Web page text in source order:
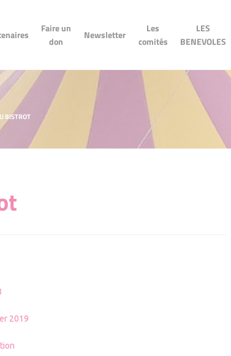
Faire un
don
Newsletter
Les
comités
LES
BENEVOLES
Newsletter Les comités
BENEVOLES
BISTROT
2019